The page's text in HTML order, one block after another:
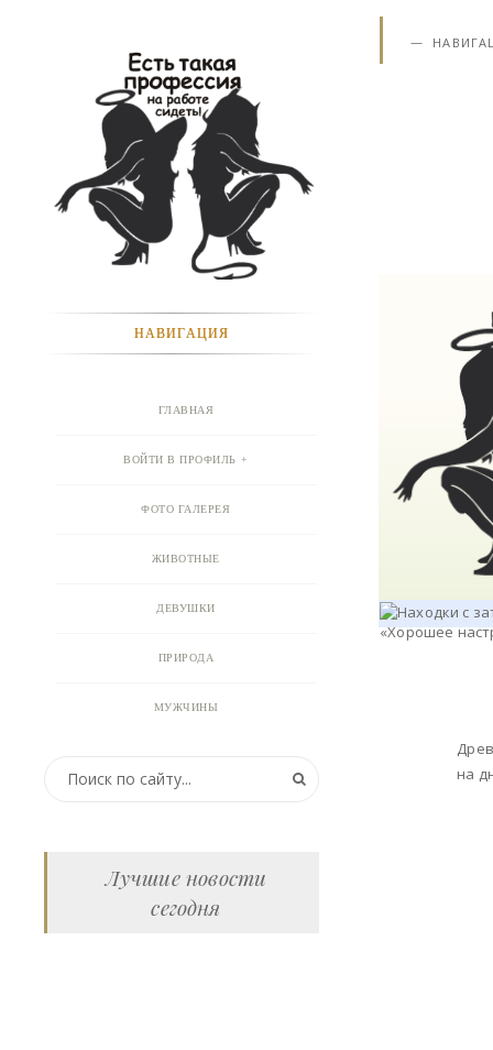
на
НАВИГАЦИЯ
ГЛАВНАЯ
ВОЙТИ В ПРОФИЛЬ
ФОТО ГАЛЕРЕЯ
ЖИВОТНЫЕ
ДЕВУШКИ
ПРИРОДА
МУЖЧИНЫ
ОТКРЫТКИ
Лучшие новости
сегодня